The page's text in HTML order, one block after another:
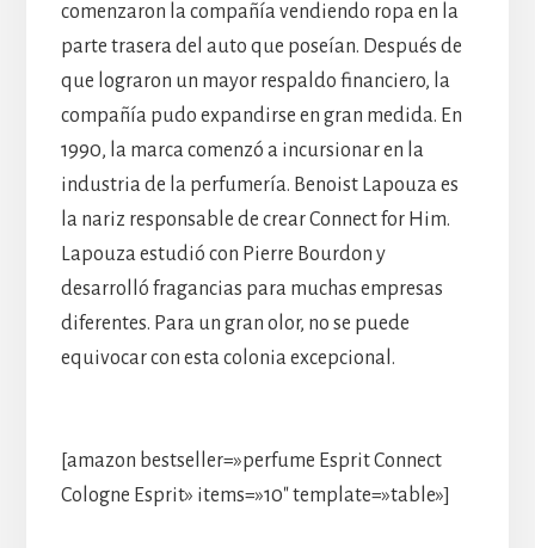
comenzaron la compañía vendiendo ropa en la
parte trasera del auto que poseían. Después de
que lograron un mayor respaldo financiero, la
compañía pudo expandirse en gran medida. En
1990, la marca comenzó a incursionar en la
industria de la perfumería. Benoist Lapouza es
la nariz responsable de crear Connect for Him.
Lapouza estudió con Pierre Bourdon y
desarrolló fragancias para muchas empresas
diferentes. Para un gran olor, no se puede
equivocar con esta colonia excepcional.
[amazon bestseller=»perfume Esprit Connect
Cologne Esprit» items=»10″ template=»table»]